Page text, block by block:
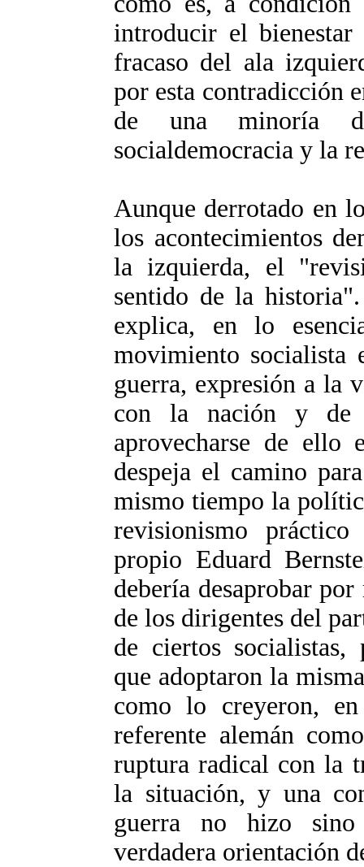
introducir el
fracaso del ala
por esta contradicción
de una minoría
socialdemocracia y la
Aunque derrotado en
los acontecimientos
la izquierda, el
sentido de la
explica, en lo
movimiento socialista
guerra, expresión a la
con la nación y de
aprovecharse de
despeja el camino
mismo tiempo la
revisionismo
propio Eduard
debería desaprobar
de los dirigentes del
de ciertos
que adoptaron la
como lo creyeron,
referente alemán
ruptura radical con la
la situación, y una
guerra no hizo sino
verdadera orientación